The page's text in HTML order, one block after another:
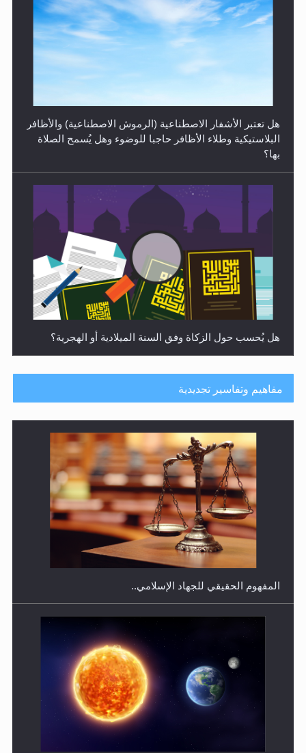
الهجرة: بحث عن الأمن والسلام في سبيل إرساء الأمن
هل تعتبر الأشفار الاصطناعية (الرموش الاصطناعية) والأظافر
البلاستيكية وطلاء الأظافر حاجبا للوضوء وهل يُسمح الصلاة
بها؟
هل يُحسب حول الزكاة وفق السنة الميلادية أو الهجرية؟
هل يجوز فتح مشروع كوافير نسائي للمحجبات وغير
المحجبات؟
فتوى أمير المؤمنين الميرزا مسرور أحمد أيده الله في أطفال
مفاهيم وتفاسير تجديدية
المفهوم الحقيقي للجهاد الإسلامي..